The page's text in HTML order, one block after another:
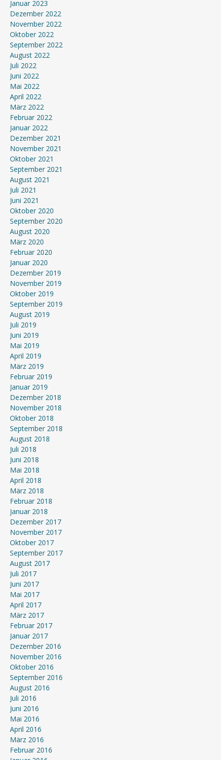
Januar 2023
Dezember 2022
November 2022
Oktober 2022
September 2022
August 2022
Juli 2022
Juni 2022
Mai 2022
April 2022
März 2022
Februar 2022
Januar 2022
Dezember 2021
November 2021
Oktober 2021
September 2021
August 2021
Juli 2021
Juni 2021
Oktober 2020
September 2020
August 2020
März 2020
Februar 2020
Januar 2020
Dezember 2019
November 2019
Oktober 2019
September 2019
August 2019
Juli 2019
Juni 2019
Mai 2019
April 2019
März 2019
Februar 2019
Januar 2019
Dezember 2018
November 2018
Oktober 2018
September 2018
August 2018
Juli 2018
Juni 2018
Mai 2018
April 2018
März 2018
Februar 2018
Januar 2018
Dezember 2017
November 2017
Oktober 2017
September 2017
August 2017
Juli 2017
Juni 2017
Mai 2017
April 2017
März 2017
Februar 2017
Januar 2017
Dezember 2016
November 2016
Oktober 2016
September 2016
August 2016
Juli 2016
Juni 2016
Mai 2016
April 2016
März 2016
Februar 2016